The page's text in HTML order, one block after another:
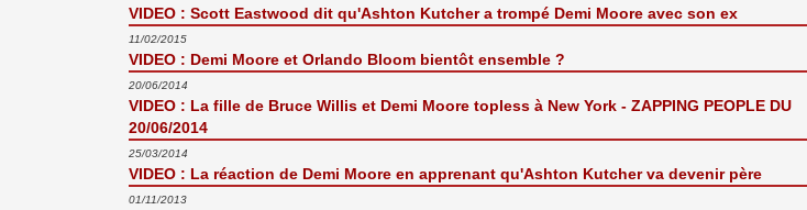
VIDEO : Scott Eastwood dit qu'Ashton Kutcher a trompé Demi Moore avec son ex
11/02/2015
VIDEO : Demi Moore et Orlando Bloom bientôt ensemble ?
20/06/2014
VIDEO : La fille de Bruce Willis et Demi Moore topless à New York - ZAPPING PEOPLE DU
20/06/2014
25/03/2014
VIDEO : La réaction de Demi Moore en apprenant qu'Ashton Kutcher va devenir père
01/11/2013